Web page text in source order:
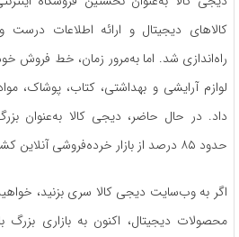
کالاهای دیجیتال و ارائه اطلاعات
راه‌اندازی شد. اما به‌مرور زمان، خط فروش
لوازم آرایشی و بهداشتی، کتاب، پوشاک،
داد. در حال حاضر، دیجی کالا به‌عنوان
حدود ۸۵ درصد از بازار خرده‌فروشی آنلاین کشور را در اختیار دارد.
اگر به وب‌سایت دیجی کالا سری بزنید،